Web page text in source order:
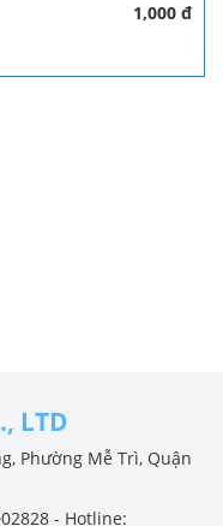
1,000 đ
LTD
Phường Mễ Trì, Quận
- Hotline: